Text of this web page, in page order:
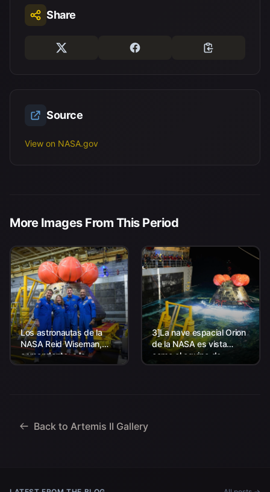
Share
Source
View on NASA.gov
More Images From This Period
Los astronautas de la
NASA Reid Wiseman,
comandante; a la
izquierda, Christina Koch,
Hansen, especialista en
3]La nave espacial Orion
de la NASA es vista
como el equipo de
Aterrizaje y Recuperación
Back to Artemis II Gallery